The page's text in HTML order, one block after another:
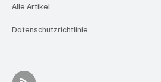
Alle Artikel
Datenschutzrichtlinie